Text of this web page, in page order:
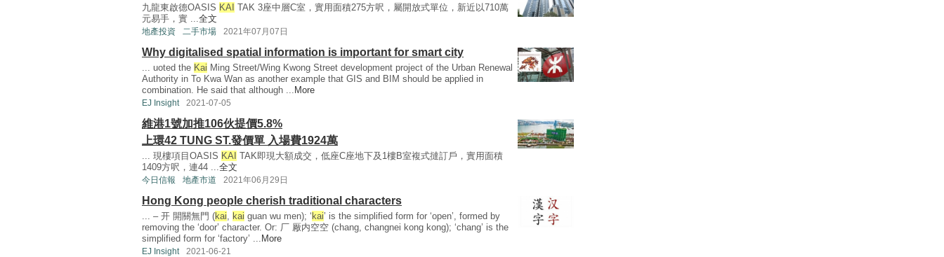
九龍東啟德OASIS KAI TAK 3座中層C室，實用面積275方呎，屬開放式單位，新近以710萬
元易手，實 ...全文
地產投資 二手市場 2021年07月07日
Why digitalised spatial information is important for smart city
... uoted the Kai Ming Street/Wing Kwong Street development project of the Urban Renewal
Authority in To Kwa Wan as another example that GIS and BIM should be applied in
combination. He said that although ... More
EJ Insight 2021-07-05
維港1號加推106伙提價5.8%
上環42 TUNG ST.發價單 入場費1924萬
... 現樓項目OASIS KAI TAK即現大額成交，低座C座地下及1樓B室複式撻訂戶，實用面積
1409方呎，連44 ...全文
今日信報 地產市道 2021年06月29日
Hong Kong people cherish traditional characters
... – 开 開關無門 (kai, kai guan wu men); ‘ kai’ is the simplified form for ‘open’, formed by
removing the ‘door’ character. Or: 厂 厰内空空 (chang, changnei kong kong); ‘chang’ is the
simplified form for ‘factory’ ... More
EJ Insight 2021-06-21